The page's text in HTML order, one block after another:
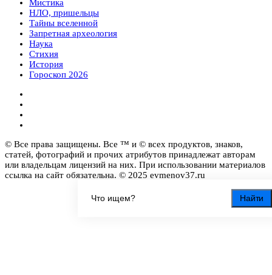
Найти
Мистика
НЛО, пришельцы
Тайны вселенной
Запретная археология
Наука
Стихия
История
Гороскоп 2026
© Все права защищены. Все ™ и © всех продуктов, знаков,
статей, фотографий и прочих атрибутов принадлежат авторам
или владельцам лицензий на них. При использовании материалов
ссылка на сайт обязательна. © 2025 evmenov37.ru